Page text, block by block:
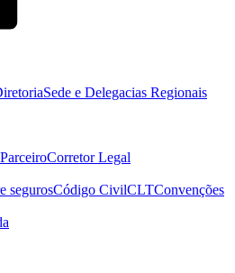
Sede e Delegacias Regionais
Corretor Legal
segurosCódigo CivilCLTConvenções